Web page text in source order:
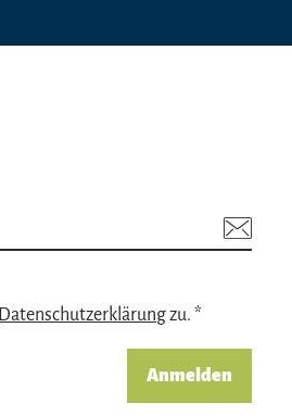
Datenschutzerklärungzu. *
Anmelden